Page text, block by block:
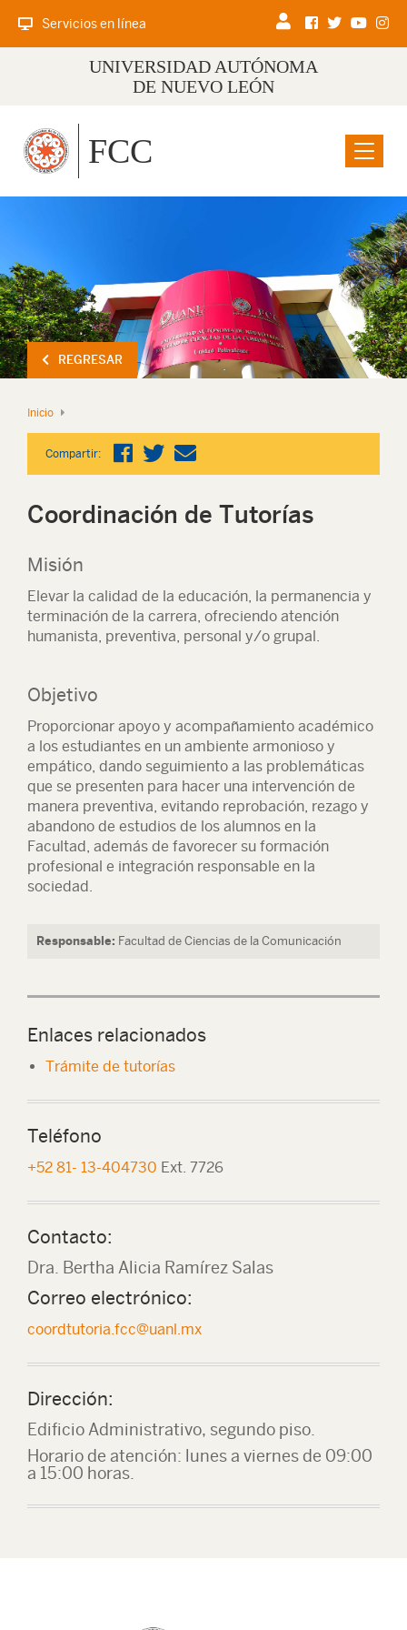
Servicios en línea
UNIVERSIDAD AUTÓNOMA
DE NUEVO LEÓN
Menu
FCC
REGRESAR
Inicio
Compartir:
Coordinación de Tutorías
Misión
Elevar la calidad de la educación, la permanencia y
terminación de la carrera, ofreciendo atención
humanista, preventiva, personal y/o grupal.
Objetivo
Proporcionar apoyo y acompañamiento académico
a los estudiantes en un ambiente armonioso y
empático, dando seguimiento a las problemáticas
que se presenten para hacer una intervención de
manera preventiva, evitando reprobación, rezago y
abandono de estudios de los alumnos en la
Facultad, además de favorecer su formación
profesional e integración responsable en la
sociedad.
Responsable: Facultad de Ciencias de la Comunicación
Enlaces relacionados
Trámite de tutorías
Teléfono
+52 81- 13-404730 Ext. 7726
Contacto:
Dra. Bertha Alicia Ramírez Salas
Correo electrónico:
coordtutoria.fcc@uanl.mx
Dirección:
Edificio Administrativo, segundo piso.
Horario de atención: lunes a viernes de 09:00
a 15:00 horas.